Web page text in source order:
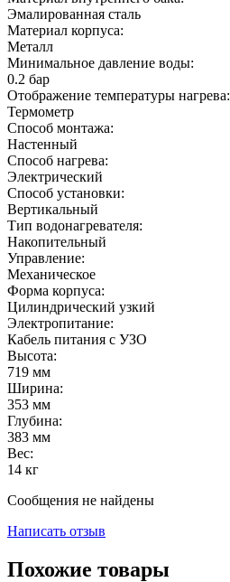
Эмалированная сталь
Материал корпуса:
Металл
Минимальное давление воды:
0.2 бар
Отображение температуры нагрева:
Термометр
Способ монтажа:
Настенный
Способ нагрева:
Электрический
Способ установки:
Вертикальный
Тип водонагревателя:
Накопительный
Управление:
Механическое
Форма корпуса:
Цилиндрический узкий
Электропитание:
Кабель питания с УЗО
Высота:
719 мм
Ширина:
353 мм
Глубина:
383 мм
Вес:
14 кг
Сообщения не найдены
Написать отзыв
Похожие товары